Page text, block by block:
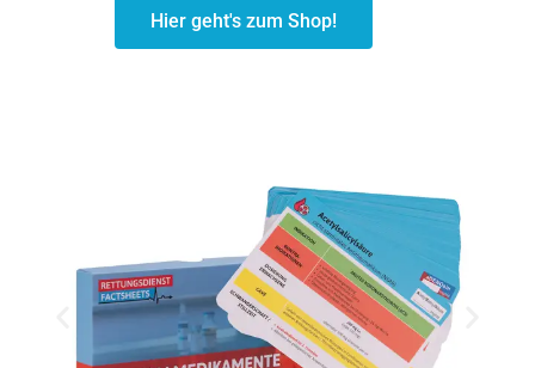
Hier geht's zum Shop!